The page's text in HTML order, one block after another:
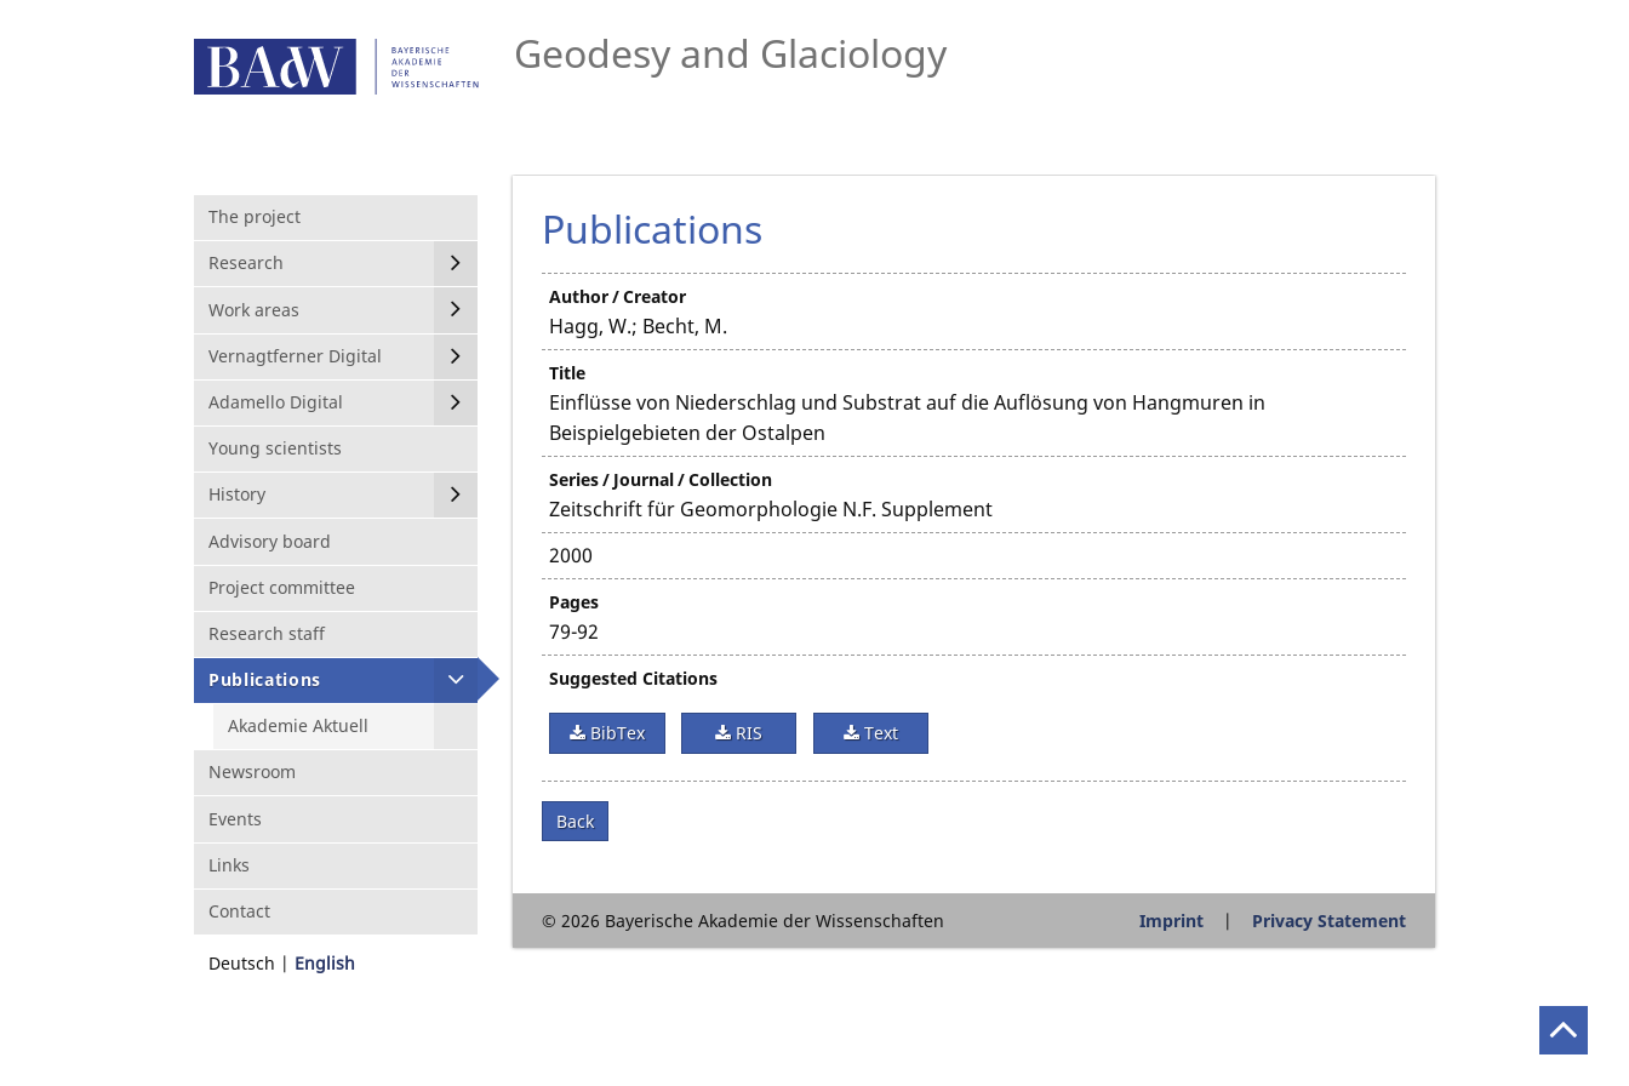
Geodesy and Glaciology
The project
Research
Work areas
Vernagtferner Digital
Adamello Digital
Young scientists
History
Advisory board
Project committee
Research staff
Publications
Akademie Aktuell
Newsroom
Events
Links
Contact
Deutsch English
Publications
Author / Creator
Hagg, W.; Becht, M.
Title
Einflüsse von Niederschlag und Substrat auf die Auflösung von Hangmuren in
Beispielgebieten der Ostalpen
Series / Journal / Collection
Zeitschrift für Geomorphologie N.F. Supplement
2000
Pages
79-92
Suggested Citations
BibTex RIS Text
Back
© 2026 Bayerische Akademie der Wissenschaften Imprint Privacy Statement